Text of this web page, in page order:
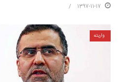
1397-11-17
واریته